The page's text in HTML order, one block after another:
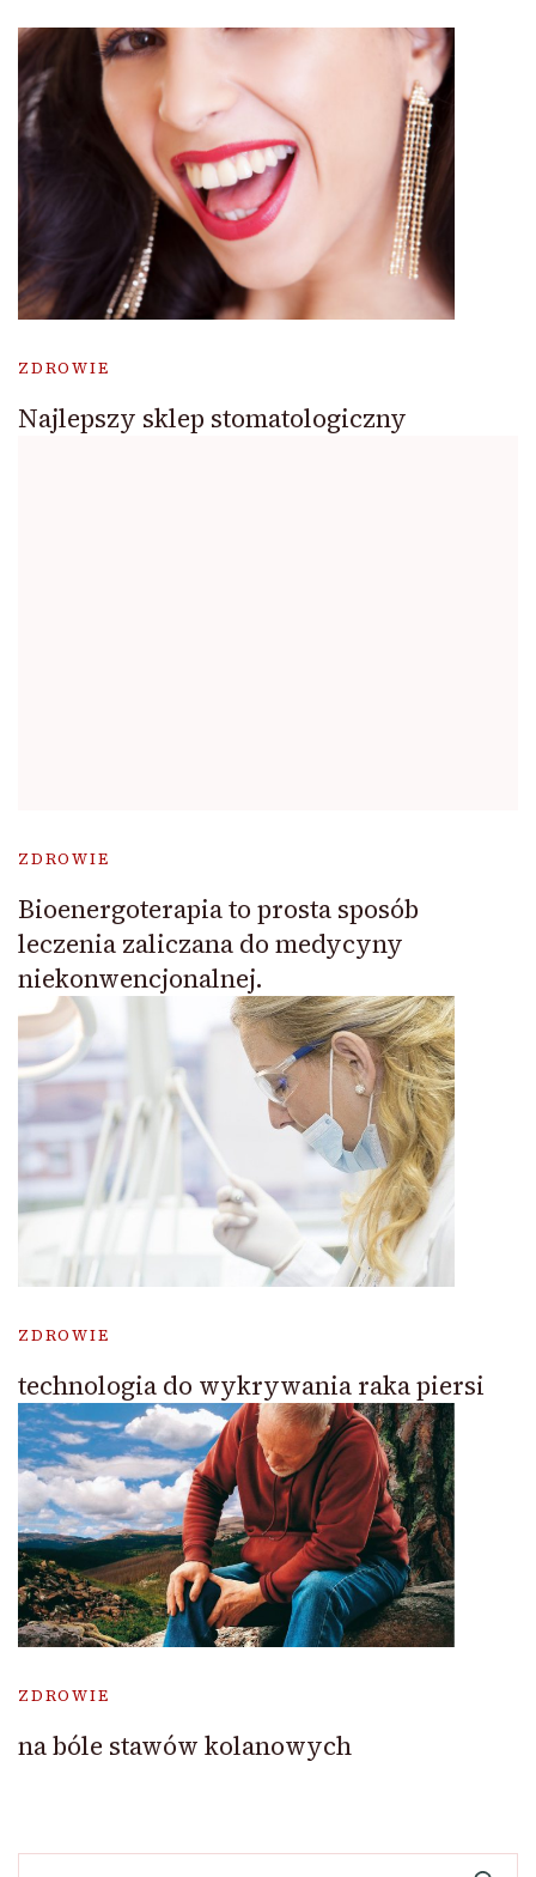
ZDROWIE
Najlepszy sklep stomatologiczny
ZDROWIE
Bioenergoterapia to prosta sposób
leczenia zaliczana do medycyny
niekonwencjonalnej.
ZDROWIE
technologia do wykrywania raka piersi
ZDROWIE
na bóle stawów kolanowych